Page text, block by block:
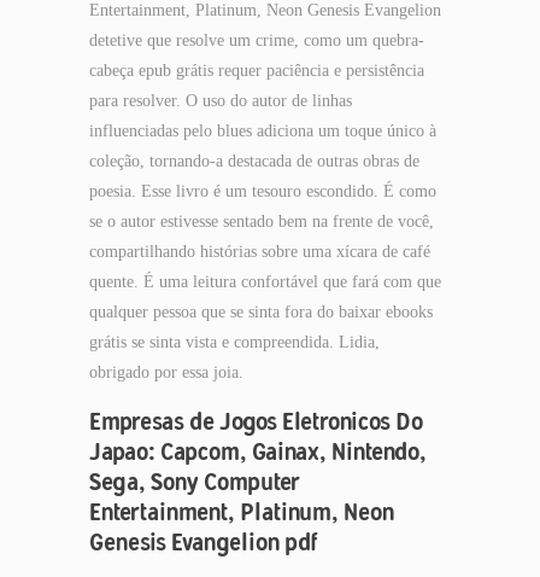
Entertainment, Platinum, Neon Genesis Evangelion
detetive que resolve um crime, como um quebra-
cabeça epub grátis requer paciência e persistência
para resolver. O uso do autor de linhas
influenciadas pelo blues adiciona um toque único à
coleção, tornando-a destacada de outras obras de
poesia. Esse livro é um tesouro escondido. É como
se o autor estivesse sentado bem na frente de você,
compartilhando histórias sobre uma xícara de café
quente. É uma leitura confortável que fará com que
qualquer pessoa que se sinta fora do baixar ebooks
grátis se sinta vista e compreendida. Lidia,
obrigado por essa joia.
Empresas de Jogos Eletronicos Do
Japao: Capcom, Gainax, Nintendo,
Sega, Sony Computer
Entertainment, Platinum, Neon
Genesis Evangelion pdf